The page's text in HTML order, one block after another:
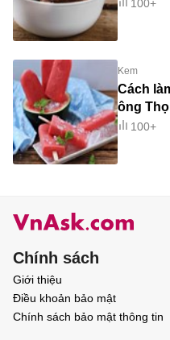
100+
Kem
Cách
ông
100+
Chính sách
Giới thiệu
Điều khoản bảo mật
Chính sách bảo mật thông tin